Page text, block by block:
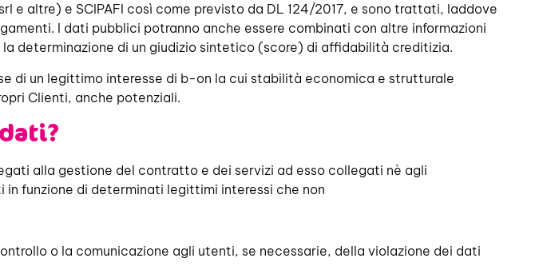
e altre) e SCIPAFI così come previsto da DL 124/2017, e sono trattati, laddove
I dati pubblici potranno anche essere combinati con altre informazioni
determinazione di un giudizio sintetico (score) di affidabilità creditizia.
di un legittimo interesse di b-on la cui stabilità economica e strutturale
Clienti, anche potenziali.
alla gestione del contratto e dei servizi ad esso collegati nè agli
funzione di determinati legittimi interessi che non
o la comunicazione agli utenti, se necessarie, della violazione dei dati